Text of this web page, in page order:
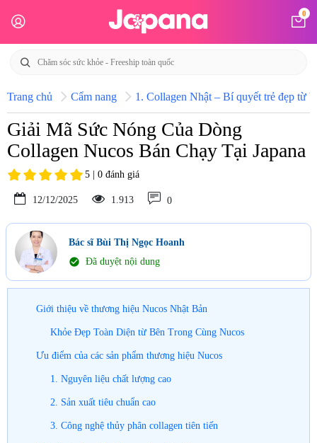
0
Trang chủ Cẩm nang 1. Collagen Nhật – Bí quyết trẻ đẹp từ
Giải Mã Sức Nóng Của Dòng
Collagen Nucos Bán Chạy Tại Japana
5 | 0 đánh giá
12/12/2025 1.913 0
Bác sĩ Bùi Thị Ngọc Hoanh
check_circle Đã duyệt nội dung
Giới thiệu về thương hiệu Nucos Nhật Bản
Khỏe Đẹp Toàn Diện từ Bên Trong Cùng Nucos
Ưu điểm của các sản phẩm thương hiệu Nucos
1. Nguyên liệu chất lượng cao
2. Sản xuất tiêu chuẩn cao
3. Công nghệ thủy phân collagen tiên tiến